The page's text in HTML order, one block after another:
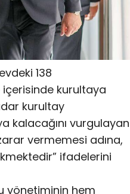
138
içerisinde kurultaya
kurultay
kalacağını vurgulayan
vermemesi adına,
ifadelerini
yönetiminin hem